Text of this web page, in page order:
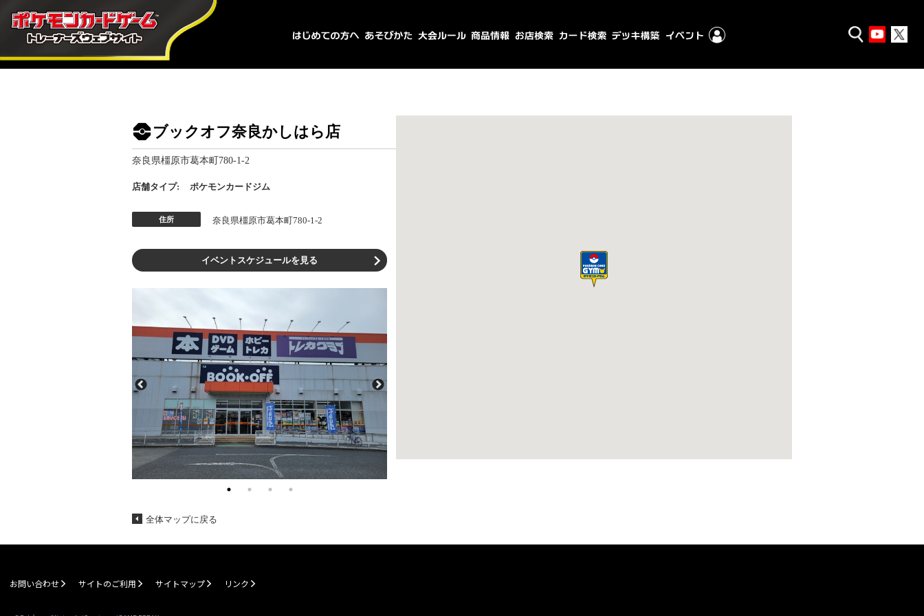
ブックオフ奈良かしはら店
奈良県橿原市葛本町780-1-2
店舗タイプ: ポケモンカードジム
住所 奈良県橿原市葛本町780-1-2
イベントスケジュールを見る
全体マップに戻る
お問い合わせ サイトのご利用 サイトマップ リンク